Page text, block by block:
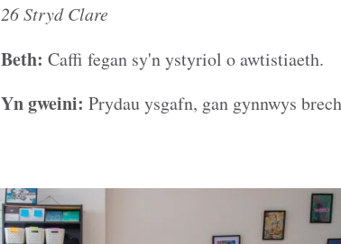
26 Stryd Clare
Beth: Caffi fegan sy'n ystyriol o awtistiaeth.
Yn gweini: Prydau ysgafn, gan gynnwys